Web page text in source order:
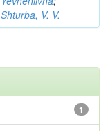
Shturba, V. V.
1